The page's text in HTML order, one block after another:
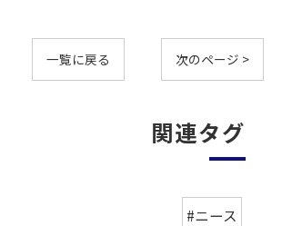
一覧に戻る 次のページ >
関連タグ
#ニース